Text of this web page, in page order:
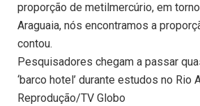
proporção de metilmercúrio, em
Araguaia, nós encontramos a
contou.
Pesquisadores chegam a passar
‘barco hotel’ durante estudos no Rio
Reprodução/TV Globo